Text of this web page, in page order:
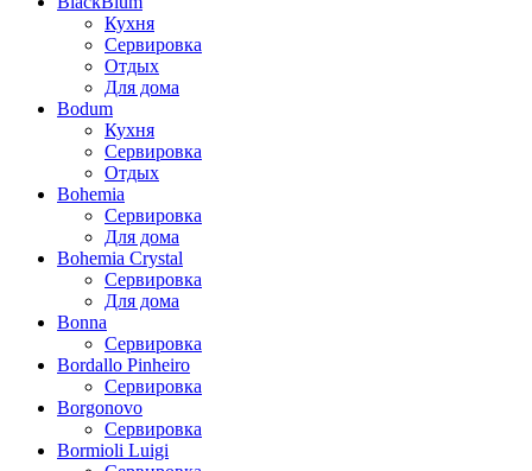
Кухня
Сервировка
Отдых
Для дома
Bodum
Кухня
Сервировка
Отдых
Bohemia
Сервировка
Для дома
Bohemia Crystal
Сервировка
Для дома
Bonna
Сервировка
Bordallo Pinheiro
Сервировка
Borgonovo
Сервировка
Bormioli Luigi